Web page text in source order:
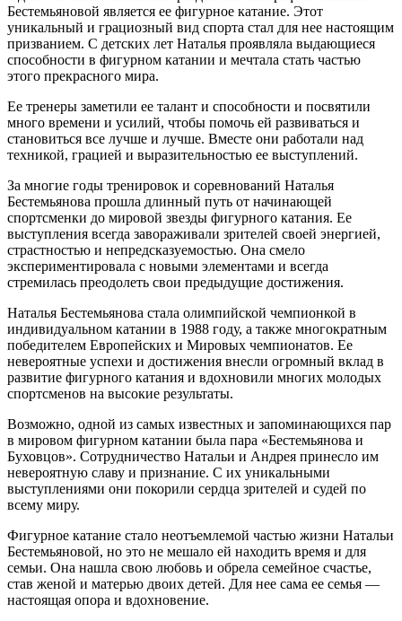
Бестемьяновой является ее фигурное катание. Этот
уникальный и грациозный вид спорта стал для нее настоящим
призванием. С детских лет Наталья проявляла выдающиеся
способности в фигурном катании и мечтала стать частью
этого прекрасного мира.
Ее тренеры заметили ее талант и способности и посвятили
много времени и усилий, чтобы помочь ей развиваться и
становиться все лучше и лучше. Вместе они работали над
техникой, грацией и выразительностью ее выступлений.
За многие годы тренировок и соревнований Наталья
Бестемьянова прошла длинный путь от начинающей
спортсменки до мировой звезды фигурного катания. Ее
выступления всегда завораживали зрителей своей энергией,
страстностью и непредсказуемостью. Она смело
экспериментировала с новыми элементами и всегда
стремилась преодолеть свои предыдущие достижения.
Наталья Бестемьянова стала олимпийской чемпионкой в
индивидуальном катании в 1988 году, а также многократным
победителем Европейских и Мировых чемпионатов. Ее
невероятные успехи и достижения внесли огромный вклад в
развитие фигурного катания и вдохновили многих молодых
спортсменов на высокие результаты.
Возможно, одной из самых известных и запоминающихся пар
в мировом фигурном катании была пара «Бестемьянова и
Буховцов». Сотрудничество Натальи и Андрея принесло им
невероятную славу и признание. С их уникальными
выступлениями они покорили сердца зрителей и судей по
всему миру.
Фигурное катание стало неотъемлемой частью жизни Натальи
Бестемьяновой, но это не мешало ей находить время и для
семьи. Она нашла свою любовь и обрела семейное счастье,
став женой и матерью двоих детей. Для нее сама ее семья —
настоящая опора и вдохновение.